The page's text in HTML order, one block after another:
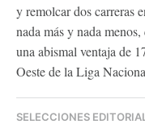
y remolcar dos carreras
nada más y nada
una abismal ventaja de
Oeste de la Liga
SELECCIONES